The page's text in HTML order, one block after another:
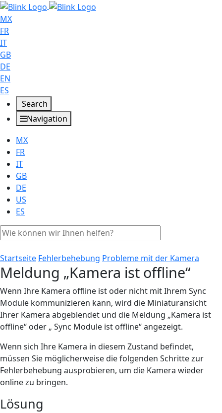
MX
FR
IT
GB
DE
EN
ES
Search
Navigation
MX
FR
IT
GB
DE
US
ES
Startseite Fehlerbehebung Probleme mit der Kamera
Meldung „Kamera ist offline“
Wenn Ihre Kamera offline ist oder nicht mit Ihrem Sync
Module kommunizieren kann, wird die Miniaturansicht
Ihrer Kamera abgeblendet und die Meldung „Kamera ist
offline“ oder „ Sync Module ist offline“ angezeigt.
Wenn sich Ihre Kamera in diesem Zustand befindet,
müssen Sie möglicherweise die folgenden Schritte zur
Fehlerbehebung ausprobieren, um die Kamera wieder
online zu bringen.
Lösung